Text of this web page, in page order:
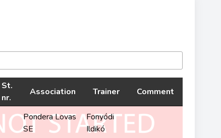
St.
nr.
Association Trainer Comment
Pondera Lovas
SE
Fonyódi
Ildikó